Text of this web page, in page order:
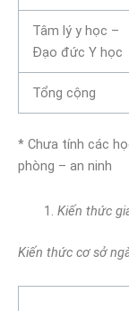
Tâm lý y học –
Đạo đức Y học
Tổng cộng
* Chưa tính các
phòng – an ninh
Kiến thức
Kiến thức cơ sở